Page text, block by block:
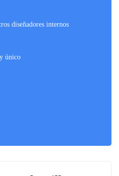
diseñadores internos
único